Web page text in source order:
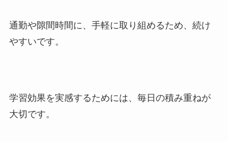
通勤や隙間時間に、手軽に取り組めるため、続け
やすいです。
学習効果を実感するためには、毎日の積み重ねが
大切です。